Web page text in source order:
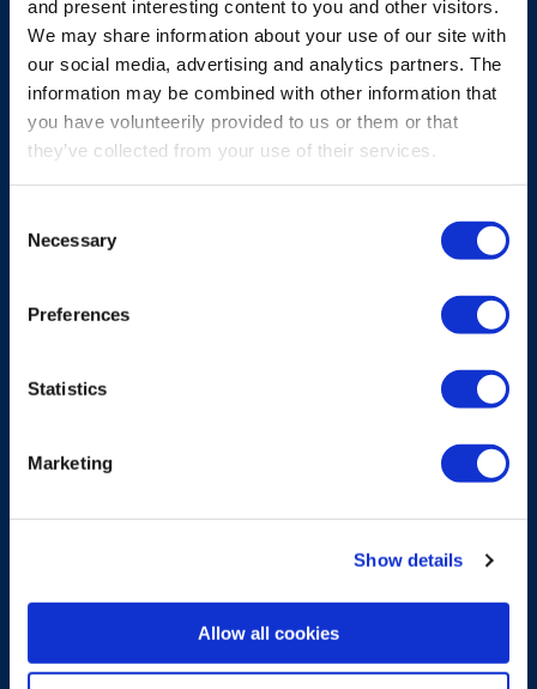
and present interesting content to you and other visitors.
We may share information about your use of our site with
our social media, advertising and analytics partners. The
information may be combined with other information that
you have volunteerily provided to us or them or that
they’ve collected from your use of their services.
Selection
Necessary
Preferences
Statistics
Marketing
Show details
Allow all cookies
Housse pour Rocket
Housse en tissu pour Rocket avec visibilité et